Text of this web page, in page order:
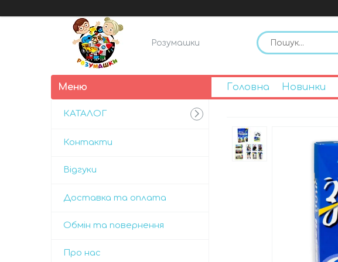
Розумашки
Головна Новинки
КАТАЛОГ
Контакти
Відгуки
Доставка та оплата
Обмін та повернення
Про нас